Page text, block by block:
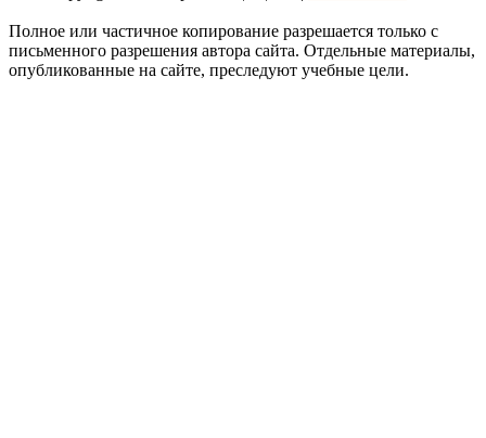
Полное или частичное копирование разрешается только с
письменного разрешения автора сайта. Отдельные материалы,
опубликованные на сайте, преследуют учебные цели.